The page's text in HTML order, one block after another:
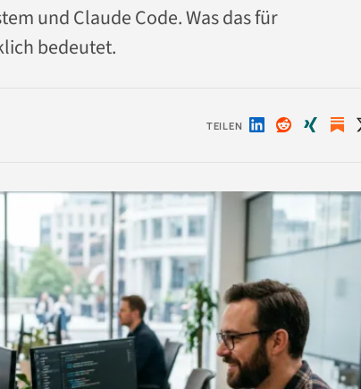
und Claude Code. Was das für
bedeutet.
TEILEN Auf Auf Auf